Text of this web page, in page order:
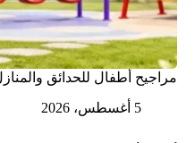
مراجيح أطفال للحدائق
5 أغسطس، 2026